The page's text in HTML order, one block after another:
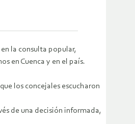
la consulta popular,
en Cuenca y en el país.
los concejales escucharon
de una decisión informada,